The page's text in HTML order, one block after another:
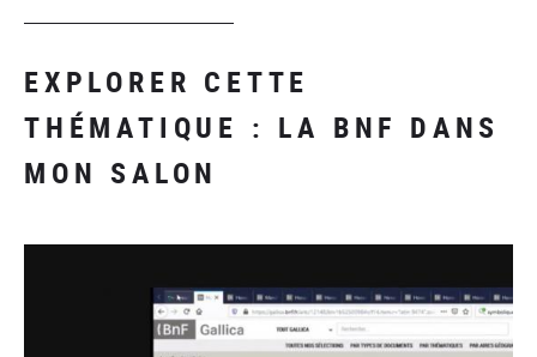
EXPLORER CETTE
THÉMATIQUE : LA BNF DANS
MON SALON